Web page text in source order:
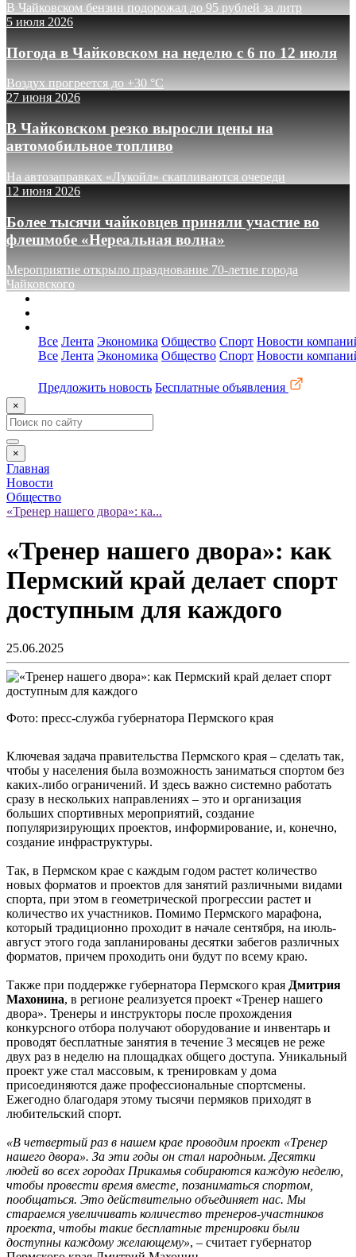
В Чайковском бензин подорожал до 95 рублей за литр
5 июля 2026
Погода в Чайковском на неделю с 6 по 12 июля
Воздух прогреется до +30 °C
27 июня 2026
В Чайковском резко выросли цены на
автомобильное топливо
На автозаправках «Лукойл» скапливаются очереди
12 июня 2026
Более тысячи чайковцев приняли участие во
флешмобе «Нереальная волна»
Мероприятие открыло празднование 70-летие города
Чайковского
Все Лента Экономика Общество Спорт Новости
Все Лента Экономика Общество Спорт Новости
Предложить новость Бесплатные объявления
×
×
Главная
Новости
Общество
«Тренер нашего двора»: ка...
«Тренер нашего двора»: как
Пермский край делает спорт
доступным для каждого
25.06.2025
Фото: пресс-служба губернатора Пермского края
Ключевая задача правительства Пермского края – сделать так,
чтобы у населения была возможность заниматься спортом без
каких-либо ограничений. И здесь важно системно работать
сразу в нескольких направлениях – это и организация
больших спортивных мероприятий, создание
популяризирующих проектов, информирование, и, конечно,
создание инфраструктуры.
Так, в Пермском крае с каждым годом растет количество
новых форматов и проектов для занятий различными видами
спорта, при этом в геометрической прогрессии растет и
количество их участников. Помимо Пермского марафона,
который традиционно проходит в начале сентября, на июль-
август этого года запланированы десятки забегов различных
форматов, причем проходить они будут по всему краю.
Также при поддержке губернатора Пермского края Дмитрия
Махонина, в регионе реализуется проект «Тренер нашего
двора». Тренеры и инструкторы после прохождения
конкурсного отбора получают оборудование и инвентарь и
проводят бесплатные занятия в течение 3 месяцев не реже
двух раз в неделю на площадках общего доступа. Уникальный
проект уже стал массовым, к тренировкам у дома
присоединяются даже профессиональные спортсмены.
Ежегодно благодаря этому тысячи пермяков приходят в
любительский спорт.
«В четвертый раз в нашем крае проводим проект «Тренер
нашего двора». За эти годы он стал народным. Десятки
людей во всех городах Прикамья собираются каждую неделю,
чтобы провести время вместе, позаниматься спортом,
пообщаться. Это действительно объединяет нас. Мы
стараемся увеличивать количество тренеров-участников
проекта, чтобы такие бесплатные тренировки были
доступны каждому желающему», – считает губернатор